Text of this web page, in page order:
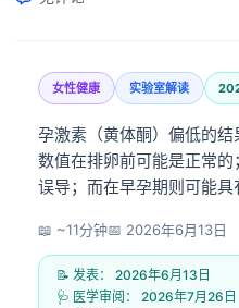
女性健康 实验室解读
孕激素（黄体酮）偏低的
数值在排卵前可能是正常
误导；而在早孕期则可能具
📖 ~11分钟📅 2026年6月13日
📝 发表： 2026年6月13日
🩺 医学审阅： 2026年7月26日